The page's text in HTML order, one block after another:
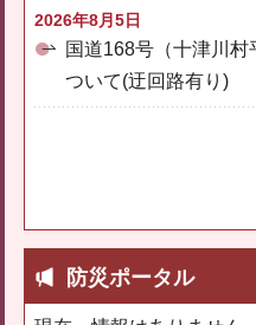
2026年8月5日
国道168号（十津川
ついて(迂回路有り)
防災ポータル